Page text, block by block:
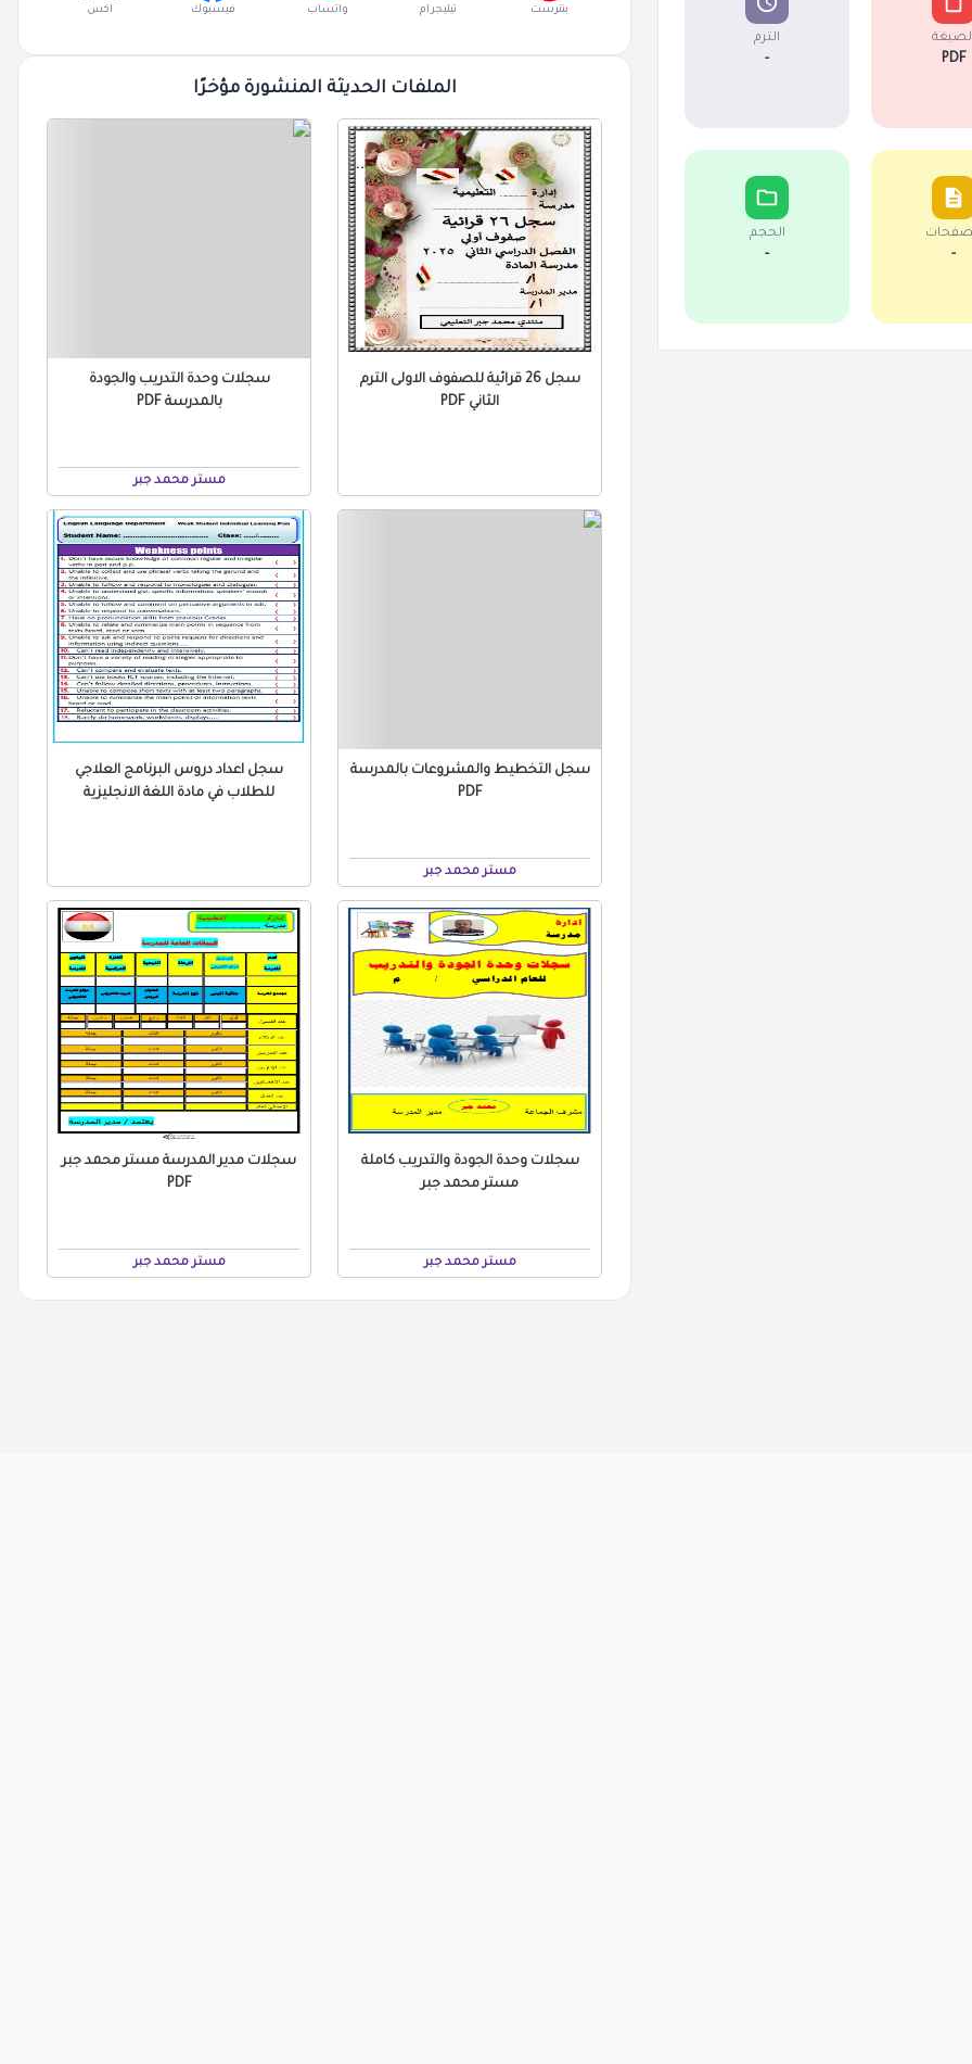
PDF
الترم
-
-
الحجم
-
بنترست تيليجرام واتساب فيسبوك اكس
الملفات الحديثة المنشورة مؤخرًا
سجل 26 قرائية للصفوف الاولى الترم
الثاني PDF
سجلات وحدة التدريب والجودة
بالمدرسة PDF
مستر محمد جبر
سجل التخطيط والمشروعات بالمدرسة
PDF
مستر محمد جبر
سجل اعداد دروس البرنامج العلاجي
للطلاب في مادة اللغة الانجليزية
سجلات وحدة الجودة والتدريب كاملة
مستر محمد جبر
مستر محمد جبر
سجلات مدير المدرسة مستر محمد جبر
PDF
مستر محمد جبر